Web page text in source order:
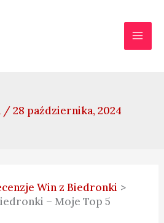
/28 października, 2024
Win z Biedronki
– Moje Top 5